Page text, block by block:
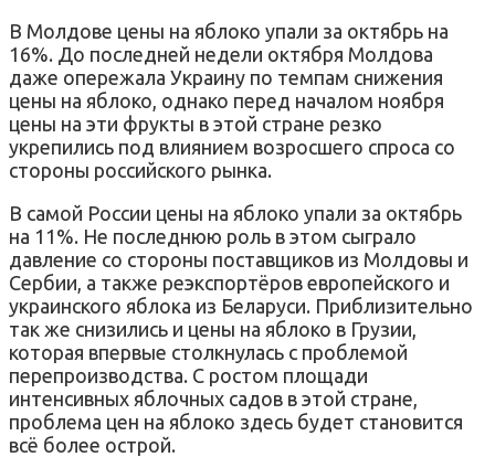
В Молдове цены на яблоко упали за октябрь на
16%. До последней недели октября Молдова
даже опережала Украину по темпам снижения
цены на яблоко, однако перед началом ноября
цены на эти фрукты в этой стране резко
укрепились под влиянием возросшего спроса со
стороны российского рынка.
В самой России цены на яблоко упали за октябрь
на 11%. Не последнюю роль в этом сыграло
давление со стороны поставщиков из Молдовы и
Сербии, а также реэкспортёров европейского и
украинского яблока из Беларуси. Приблизительно
так же снизились и цены на яблоко в Грузии,
которая впервые столкнулась с проблемой
перепроизводства. С ростом площади
интенсивных яблочных садов в этой стране,
проблема цен на яблоко здесь будет становится
всё более острой.